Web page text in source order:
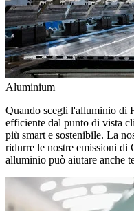
Aluminium
Quando scegli l'alluminio di
efficiente dal punto di vista
più smart e sostenibile. La
ridurre le nostre emissioni
alluminio può aiutare anche